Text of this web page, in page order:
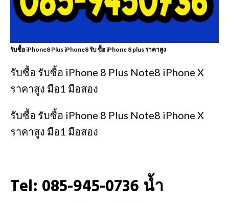
รับซื้อ iPhone8 Plus iPhone8 รับ ซื้อ iPhone 8 plus ราคาสูง
รับซื้อ รับซื้อ iPhone 8 Plus Note8 iPhone X
ราคาสูง มือ1 มือสอง
รับซื้อ รับซื้อ iPhone 8 Plus Note8 iPhone X
ราคาสูง มือ1 มือสอง
Tel: 085-945-0736 น้ำ